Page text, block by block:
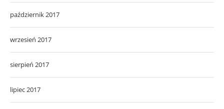
październik 2017
wrzesień 2017
sierpień 2017
lipiec 2017